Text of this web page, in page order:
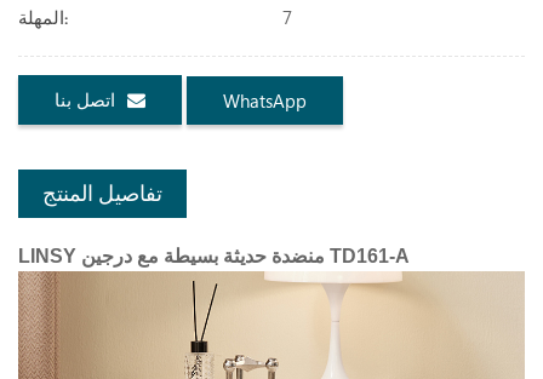
المهلة: 7
اتصل بنا WhatsApp
تفاصيل المنتج
LINSY منضدة حديثة بسيطة مع درجين TD161-A